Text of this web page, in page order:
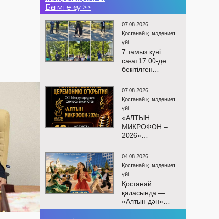
Бөлімге өту >>
07.08.2026
Қостанай қ. мәдениет
үйі
7 тамыз күні
сағат17:00-де
бекітілген
жоспарға және
KPI
көрсеткіштерін
орындау аясында
«Таза Қазақстан»
экологиялық
акциясына
арналған көшпелі
концерт
Меңдіқара
ауданының
Красная Пресня
ауылында
өткізілді
07.08.2026
Қостанай қ. мәдениет
үйі
«АЛТЫН
МИКРОФОН –
2026»
БАЙҚАУЫНЫҢ
САЛТАНАТТЫ
АШЫЛУЫ
Сіздерді
вокалистердің
«Алтын
микрофон –
2026» XXII
04.08.2026
Қостанай қ. мәдениет
үйі
Қостанай
қаласында —
«Алтын дән»
балалар